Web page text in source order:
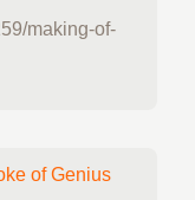
making-of-